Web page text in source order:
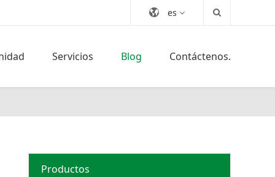
es
Servicios Blog Contáctenos.
Productos